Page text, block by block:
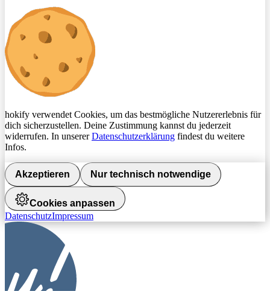
hokify verwendet Cookies, um das bestmögliche Nutzererlebnis für
dich sicherzustellen. Deine Zustimmung kannst du jederzeit
widerrufen. In unsererDatenschutzerklärung findest du weitere
Infos.
Akzeptieren Nur technisch notwendige
Cookies anpassen
DatenschutzImpressum